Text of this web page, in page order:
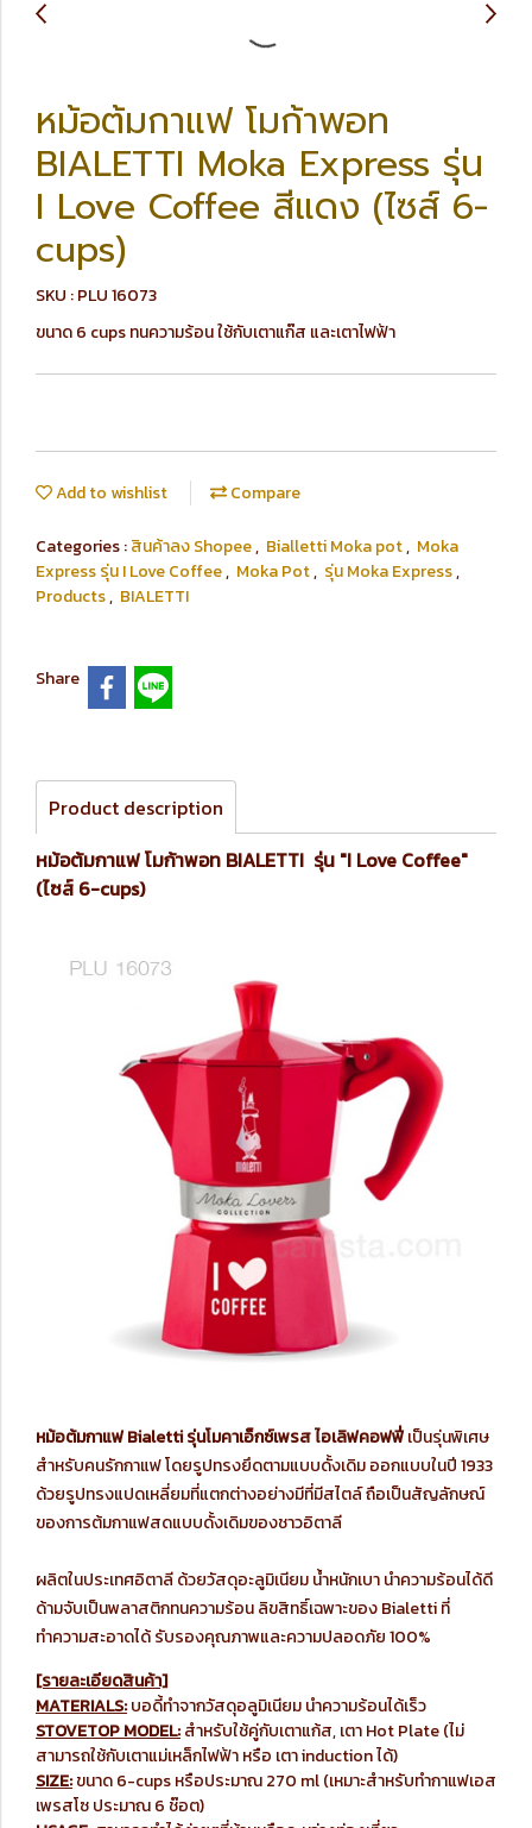
หม้อต้มกาแฟ โมก้าพอท
BIALETTI Moka Express รุ่น
I Love Coffee สีแดง (ไซส์ 6-
cups)
SKU : PLU 16073
ขนาด 6 cups ทนความร้อน ใช้กับเตาแก๊ส และเตาไฟฟ้า
Add to wishlist Compare
Categories :สินค้าลง Shopee, Bialletti Moka pot, Moka
Express รุ่น I Love Coffee, Moka Pot, รุ่น Moka Express,
Products, BIALETTI
Share
Product description
หม้อต้มกาแฟ โมก้าพอท BIALETTI รุ่น "I Love Coffee"
(ไซส์ 6-cups)
หม้อต้มกาแฟ Bialetti รุ่นโมคาเอ็กซ์เพรส ไอเลิฟคอฟฟี่เป็นรุ่นพิเศษ
สำหรับคนรักกาแฟ โดยรูปทรงยึดตามแบบดั้งเดิม ออกแบบในปี 1933
ด้วยรูปทรงแปดเหลี่ยมที่แตกต่างอย่างมีที่มีสไตล์ ถือเป็นสัญลักษณ์
ของการต้มกาแฟสดแบบดั้งเดิมของชาวอิตาลี
ผลิตในประเทศอิตาลี ด้วยวัสดุอะลูมิเนียม น้ำหนักเบา นำความร้อนได้ดี
ด้ามจับเป็นพลาสติกทนความร้อน ลิขสิทธิ์เฉพาะของ Bialetti ที่
ทำความสะอาดได้ รับรองคุณภาพและความปลอดภัย 100%
[รายละเอียดสินค้า]
MATERIALS:บอดี้ทำจากวัสดุอลูมิเนียม นำความร้อนได้เร็ว
STOVETOP MODEL:สำหรับใช้คู่กับเตาแก้ส, เตา Hot Plate (ไม่
สามารถใช้กับเตาแม่เหล็กไฟฟ้า หรือ เตา induction ได้)
SIZE:ขนาด 6-cups หรือประมาณ 270 ml (เหมาะสำหรับทำกาแฟเอส
เพรสโซ ประมาณ 6 ช๊อต)